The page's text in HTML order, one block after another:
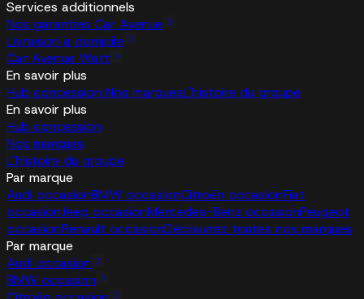
Services additionnels
Nos garanties Car Avenue
Livraison à domicile
Car Avenue Watt
En savoir plus
Hub concession Nos marquesL'histoire du groupe
En savoir plus
Hub concession
Nos marques
L'histoire du groupe
Par marque
Audi occasionBMW occasionCitroën occasionFiat
occasionJeep occasionMercedes-Benz occasionPeugeot
occasionRenault occasionDécouvrez toutes nos marques
Par marque
Audi occasion
BMW occasion